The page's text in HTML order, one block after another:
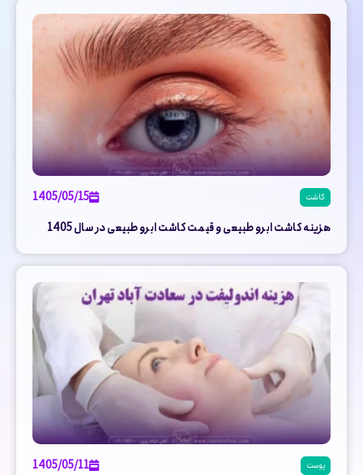
کاشت
1405/05/15
هزینه کاشت ابرو طبیعی و قیمت کاشت ابرو طبیعی در سال 1405
پوست
1405/05/11